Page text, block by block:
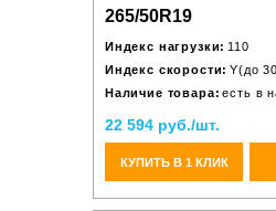
265/50R19
Индекс нагрузки: 110
Индекс скорости: Y(до
Наличие товара: есть в
22 594 руб./шт.
КУПИТЬ В 1 КЛИК